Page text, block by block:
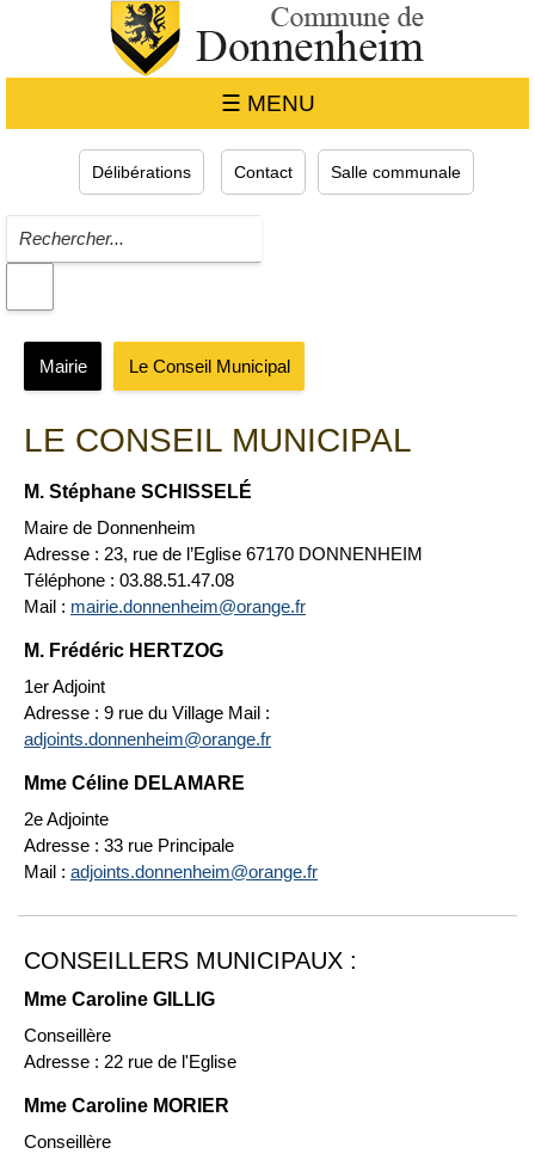
☰ MENU
Délibérations Contact Salle communale
Mairie Le Conseil Municipal
LE CONSEIL MUNICIPAL
M. Stéphane SCHISSELÉ
Maire de Donnenheim
Adresse : 23, rue de l’Eglise 67170 DONNENHEIM
Téléphone : 03.88.51.47.08
Mail : mairie.donnenheim@orange.fr
M. Frédéric HERTZOG
1er Adjoint
Adresse : 9 rue du Village Mail :
adjoints.donnenheim@orange.fr
Mme Céline DELAMARE
2e Adjointe
Adresse : 33 rue Principale
Mail : adjoints.donnenheim@orange.fr
CONSEILLERS MUNICIPAUX :
Mme Caroline GILLIG
Conseillère
Adresse : 22 rue de l'Eglise
Mme Caroline MORIER
Conseillère